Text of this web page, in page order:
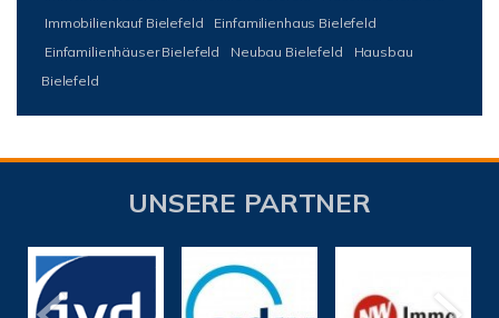
Immobilienkauf Bielefeld
Einfamilienhaus Bielefeld
Einfamilienhäuser Bielefeld
Neubau Bielefeld
Hausbau
Bielefeld
UNSERE PARTNER